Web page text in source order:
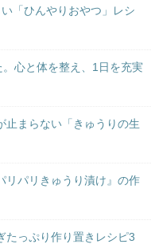
「ひんやりおやつ」レシ
心と体を整え、1日を充実
止まらない「きゅうりの生
リパリきゅうり漬け』の作
たっぷり作り置きレシピ3